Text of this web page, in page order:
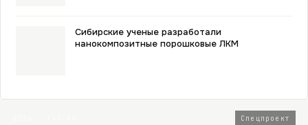
Сибирские ученые разработали
нанокомпозитные порошковые ЛКМ
Спецпроект